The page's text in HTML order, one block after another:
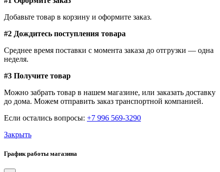
Добавьте товар в корзину и оформите заказ.
#2 Дождитесь поступления товара
Среднее время поставки с момента заказа до отгрузки — одна
неделя.
#3 Получите товар
Можно забрать товар в нашем магазине, или заказать доставку
до дома. Можем отправить заказ транспортной компанией.
Если остались вопросы: +7 996 569-3290
Закрыть
График работы магазина